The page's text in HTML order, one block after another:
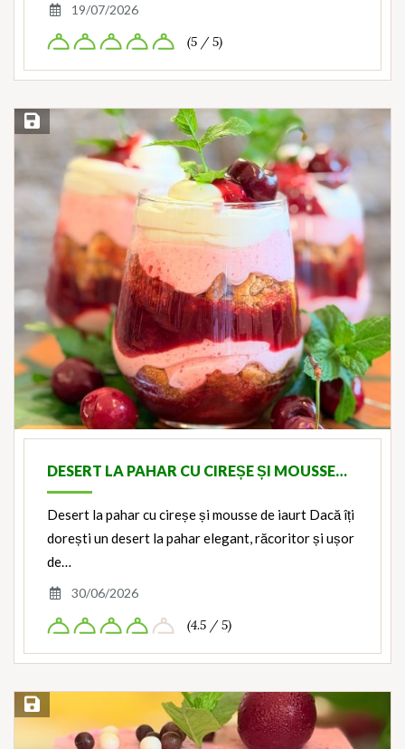
19/07/2026
(5 / 5)
Save Recipe
DESERT LA PAHAR CU CIREȘE ȘI MOUSSE…
Desert la pahar cu cireșe și mousse de iaurt Dacă îți
dorești un desert la pahar elegant, răcoritor și ușor
de…
30/06/2026
(4.5 / 5)
Save Recipe